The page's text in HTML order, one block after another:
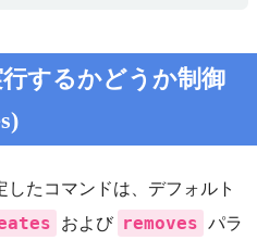
するかどうか制御
したコマンドは、デフォルト
および removes パラ